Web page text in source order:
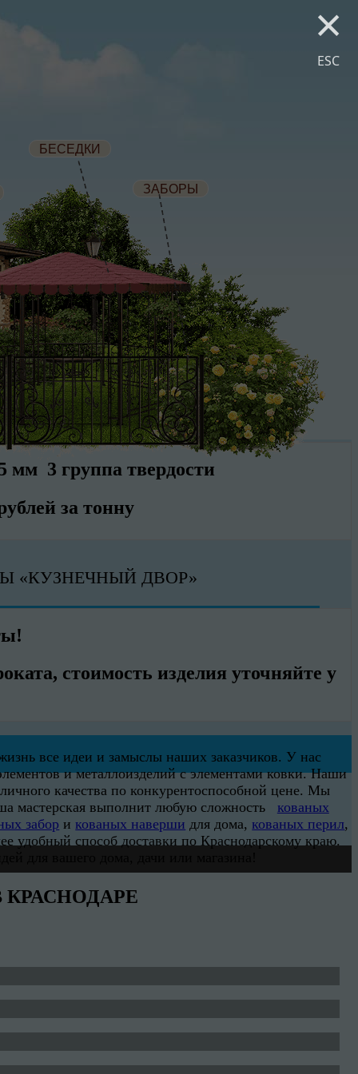
×
ESC
БЕСЕДКИ
ЗАБОРЫ
3 группа твердости
за тонну
«КУЗНЕЧНЫЙ ДВОР»
cтоимость изделия уточняйте у
все идеи и замыслы наших заказчиков. У нас
и металлоизделий с элементами ковки. Наши
качества по конкурентоспособной цене. Мы
мастерская выполнит любую сложность кованых
забор икованых наверши для дома,кованых перил,
удобный способ доставки по Краснодарскому краю.